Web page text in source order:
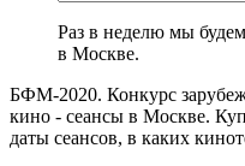
Раз в неделю мы
в Москве.
БФМ-2020. Конкурс
кино - сеансы в Москве.
даты сеансов, в каких